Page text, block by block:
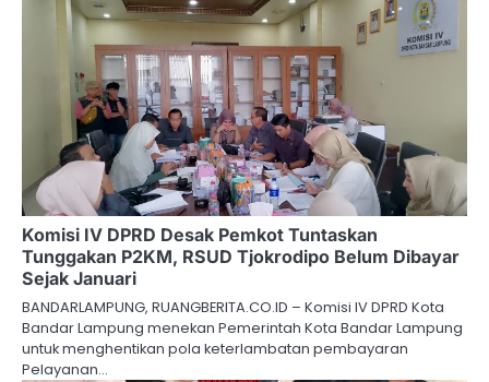
Komisi IV DPRD Desak Pemkot Tuntaskan
Tunggakan P2KM, RSUD Tjokrodipo Belum Dibayar
Sejak Januari
BANDARLAMPUNG, RUANGBERITA.CO.ID – Komisi IV DPRD Kota
Bandar Lampung menekan Pemerintah Kota Bandar Lampung
untuk menghentikan pola keterlambatan pembayaran
Pelayanan…